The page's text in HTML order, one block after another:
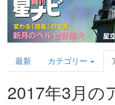
AstroArts
Topics
最新 カテゴリー
2017年3月の